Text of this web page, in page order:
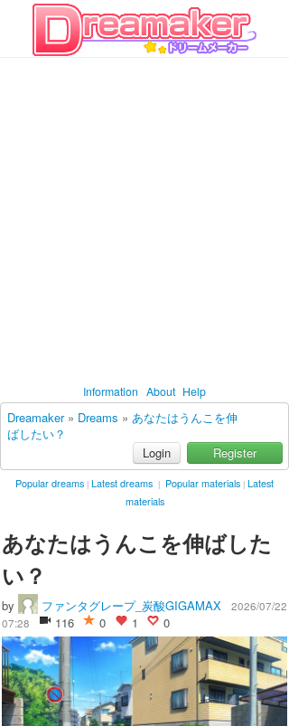
Information About Help
Dreamaker» Dreams » あなたはうんこを伸
ばしたい？
Login
Register
Popular dreams | Latest dreams | Popular materials | Latest
materials
あなたはうんこを伸ばした
い？
by ファンタグレープ_炭酸GIGAMAX
2026/07/22
07:28
116 0 1 0